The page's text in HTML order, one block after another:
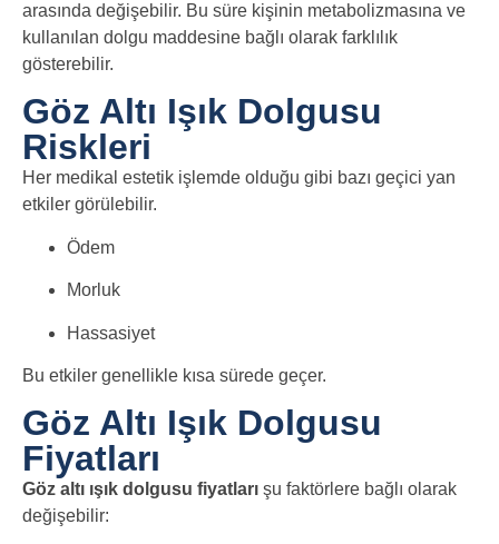
arasında değişebilir. Bu süre kişinin metabolizmasına ve
kullanılan dolgu maddesine bağlı olarak farklılık
gösterebilir.
Göz Altı Işık Dolgusu
Riskleri
Her medikal estetik işlemde olduğu gibi bazı geçici yan
etkiler görülebilir.
Ödem
Morluk
Hassasiyet
Bu etkiler genellikle kısa sürede geçer.
Göz Altı Işık Dolgusu
Fiyatları
Göz altı ışık dolgusu fiyatları şu faktörlere bağlı olarak
değişebilir: